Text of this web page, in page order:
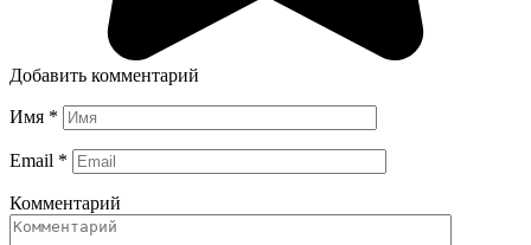
Добавить комментарий
Имя *
Email *
Комментарий